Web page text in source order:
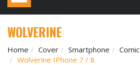
WOLVERINE
Home Cover Smartphone
Comic
Wolverine IPhone 7 / 8